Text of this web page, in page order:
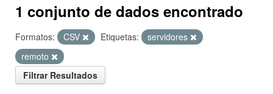
1 conjunto de dados encontrado
Formatos: CSV Etiquetas:
servidores
remoto
Filtrar Resultados